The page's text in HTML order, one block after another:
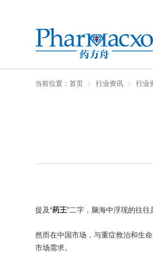
当前位置： 首页 行业资讯 行业
提及“药王”二字，脑海中浮现的往往
然而在中国市场，与重症救治和生
市场需求。